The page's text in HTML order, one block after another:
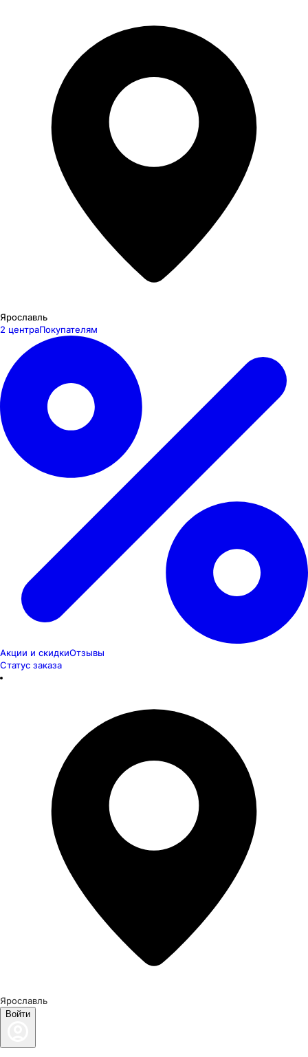
Ярославль
2 центраПокупателям
Акции и скидкиОтзывы
Статус заказа
Ярославль
Войти